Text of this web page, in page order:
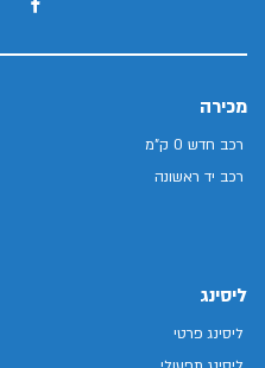
מכירה
רכב חדש 0 ק"מ
רכב יד ראשונה
ליסינג
ליסינג פרטי